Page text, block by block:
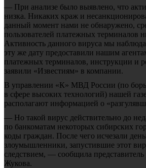
— При анализе было выявлено, что
низка. Никаких краж и
данный момент нами не обнаружено,
пользователей платежных терминалов
Активность данного вируса мы
эту же дату предоставили нашим
платежных терминалов, инструкции и
заявили «Известиям» в компании.
В управлении «К» МВД России (по
в сфере высоких технологий) нашей
располагают информацией о
— Но такой вирус действительно до
по банкоматам некоторых сибирских
коды граждан. После чего исчезали
злоумышленники, запустившие этот
следствием, — сообщила
Жукова.